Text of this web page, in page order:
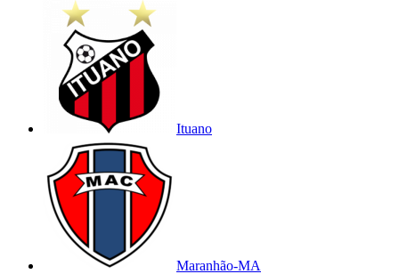
Ituano
Maranhão-MA